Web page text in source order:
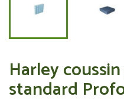
Harley
standard